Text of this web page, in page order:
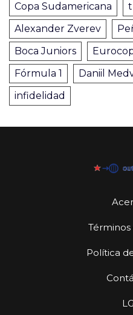
Copa Sudamericana
Alexander Zverev
Boca Juniors
Fórmula 1
Daniil
infidelidad
Términos
Política